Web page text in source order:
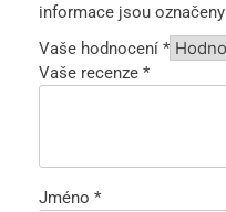
informace jsou označeny
Vaše hodnocení *
Vaše recenze *
Jméno *